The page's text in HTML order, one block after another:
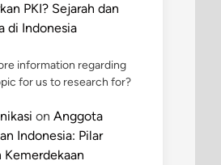
PKI? Sejarah dan
di Indonesia
information regarding
for us to research for?
on Anggota
Indonesia: Pilar
Kemerdekaan